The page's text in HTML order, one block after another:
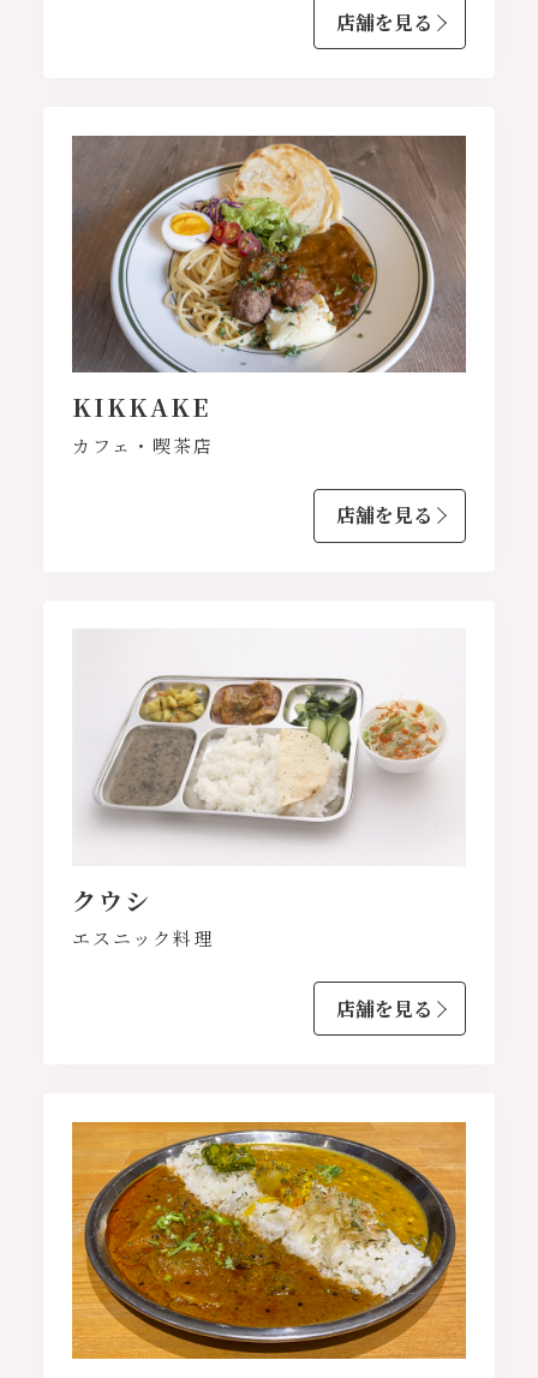
店舗を見る
KIKKAKE
カフェ・喫茶店
店舗を見る
クウシ
エスニック料理
店舗を見る